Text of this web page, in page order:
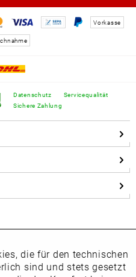
Vorkasse
Datenschutz
Sichere Zahlung
Servicequalität
Instagram
Aktiv
die für den technischen
sind und stets gesetzt